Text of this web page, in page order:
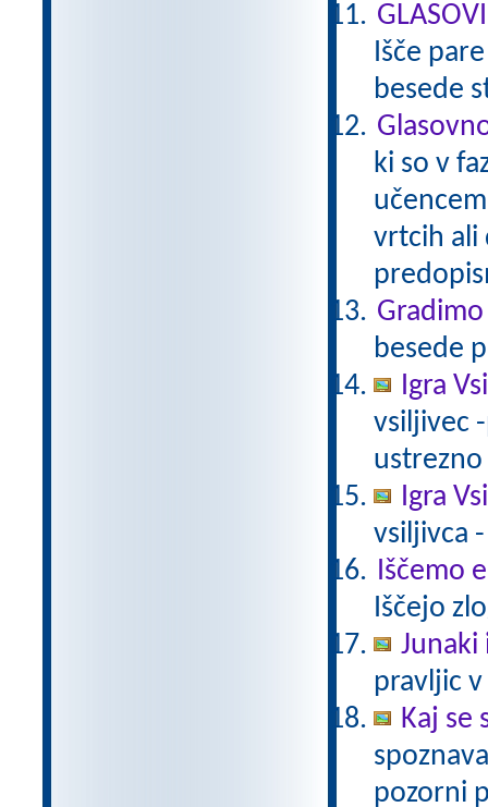
Išče
besede
ki so v
vrtcih ali
besede
Igra
vsiljivec
Igra
vsiljivca
Iščemo
Iščejo
Junaki
pravljic
Kaj se
pozorni